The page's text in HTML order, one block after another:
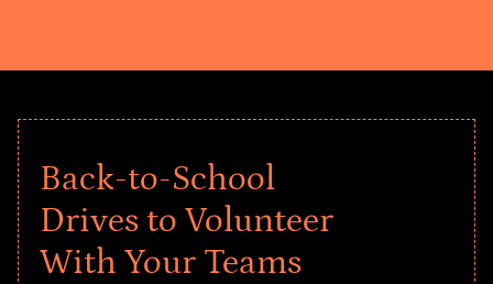
Back-to-School
Drives to Volunteer
With Your Teams